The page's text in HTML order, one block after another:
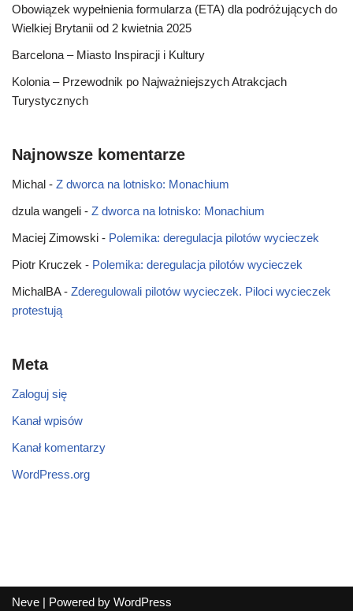
Obowiązek wypełnienia formularza (ETA) dla podróżujących do
Wielkiej Brytanii od 2 kwietnia 2025
Barcelona – Miasto Inspiracji i Kultury
Kolonia – Przewodnik po Najważniejszych Atrakcjach
Turystycznych
Najnowsze komentarze
Michal - Z dworca na lotnisko: Monachium
dzula wangeli - Z dworca na lotnisko: Monachium
Maciej Zimowski - Polemika: deregulacja pilotów wycieczek
Piotr Kruczek - Polemika: deregulacja pilotów wycieczek
MichalBA- Zderegulowali pilotów wycieczek. Piloci wycieczek
protestują
Meta
Zaloguj się
Kanał wpisów
Kanał komentarzy
WordPress.org
Neve | Powered by WordPress